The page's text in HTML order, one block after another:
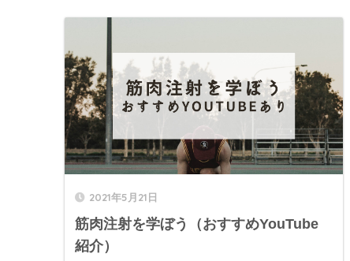
2021年5月21日
筋肉注射を学ぼう（おすすめYouTube
紹介）